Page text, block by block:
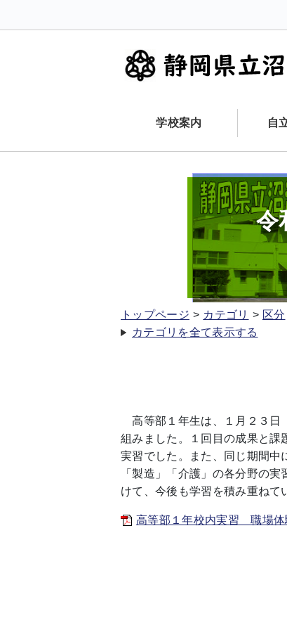
学校案内 自
令
トップページ カテゴリ 区分
カテゴリを全て表示する
高等部１年生は、１月２３日
組みました。１回目の成果と課
実習でした。また、同じ期間中
「製造」「介護」の各分野の
けて、今後も学習を積み重ねて
高等部１年校内実習 職場体